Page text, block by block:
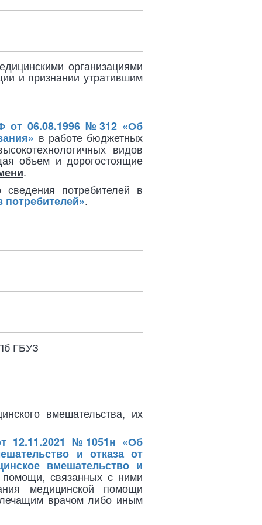
организациями
и признании утратившим
от 06.08.1996 №312 «Об
в работе бюджетных
видов
объем и дорогостоящие
.
потребителей в
потребителей».
ГБУЗ
вмешательства, их
12.11.2021 №1051н «Об
и отказа от
вмешательство и
связанных с ними
медицинской помощи
врачом либо иным